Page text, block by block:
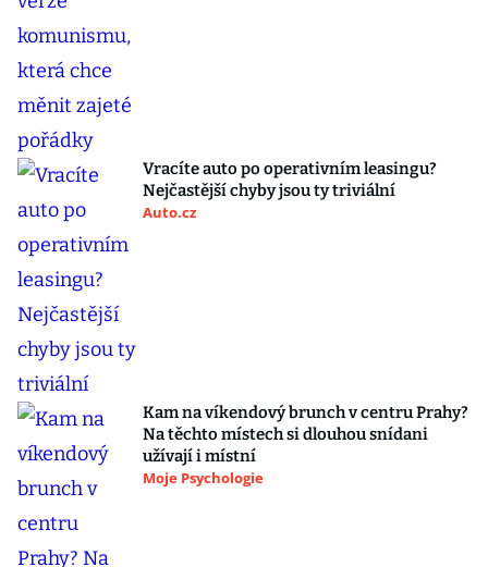
Vracíte auto po operativním leasingu?
Nejčastější chyby jsou ty triviální
Auto.cz
Kam na víkendový brunch v centru Prahy?
Na těchto místech si dlouhou snídani
užívají i místní
Moje Psychologie